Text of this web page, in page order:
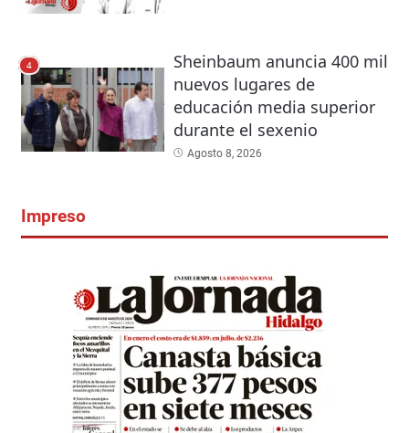
4
Sheinbaum anuncia 400 mil
nuevos lugares de
educación media superior
durante el sexenio
Agosto 8, 2026
Impreso